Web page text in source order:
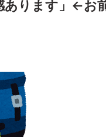
あります」←お